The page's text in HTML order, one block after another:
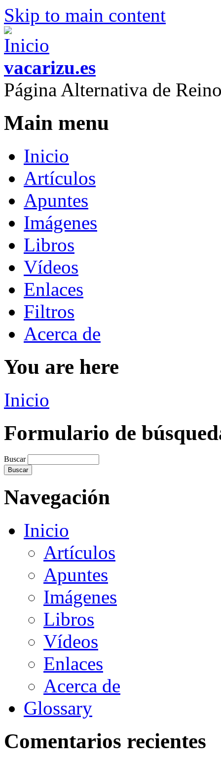
Skip to main content
vacarizu.es
Página Alternativa de
Main menu
Inicio
Artículos
Apuntes
Imágenes
Libros
Vídeos
Enlaces
Filtros
Acerca de
You are here
Inicio
Formulario de
Buscar
Navegación
Inicio
Artículos
Apuntes
Imágenes
Libros
Vídeos
Enlaces
Acerca de
Glossary
Comentarios recientes